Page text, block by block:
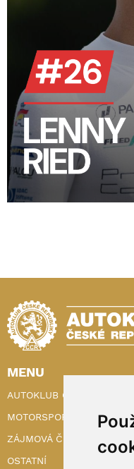
MENU
AUTOKLUB ČR
MOTORSPORT
ZÁJMOVÁ ČINNOST
OSTATNÍ